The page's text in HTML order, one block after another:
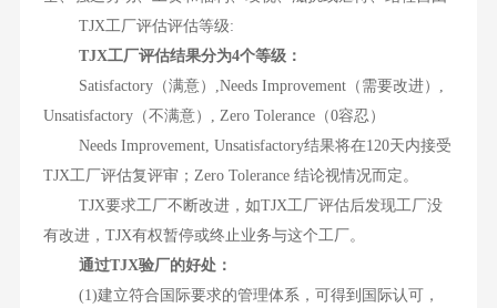
TJX工厂评估评估等级:
TJX工厂评估结果分为4个等级：
Satisfactory（满意）,Needs Improvement（需要改进）,
Unsatisfactory（不满意）, Zero Tolerance（0容忍）
Needs Improvement, Unsatisfactory结果将在120天内接受
TJX工厂评估复评审；Zero Tolerance 结论视情况而定。
TJX要求工厂不断改进，如TJX工厂评估后发现工厂没
有改进，TJX有权暂停或终止业务与这个工厂。
通过TJX验厂的好处：
(1)建立符合国际要求的管理体系，可得到国际认可，